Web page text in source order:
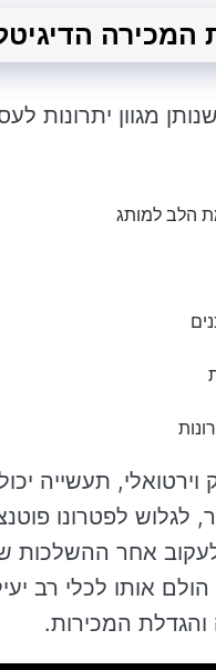
מגוון יתרונות
הלב למותג
וירטואלי, תעשייה
לגלוש לפטרונו
אחר
אותו לכלי רב
המכירות.